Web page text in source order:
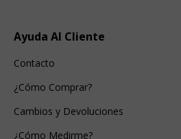
Ayuda Al Cliente
Contacto
¿Cómo Comprar?
Cambios y Devoluciones
¿Cómo Medirme?